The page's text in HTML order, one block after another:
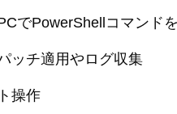
でPowerShellコマンド
ッチ適用やログ収集
操作